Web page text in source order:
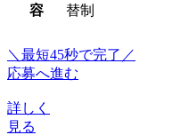
容
替制
＼最短45秒で完了／
応募へ進む
詳しく
見る